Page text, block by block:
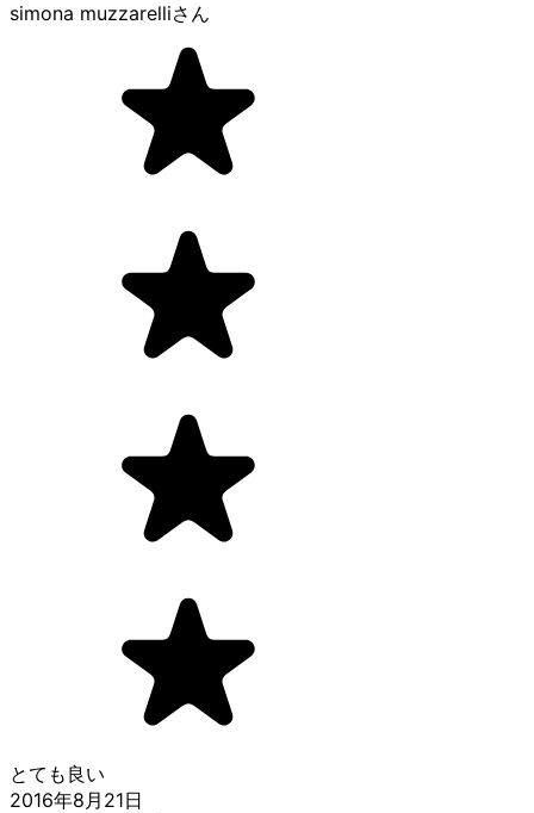
simona muzzarelliさん
とても良い
2016年8月21日